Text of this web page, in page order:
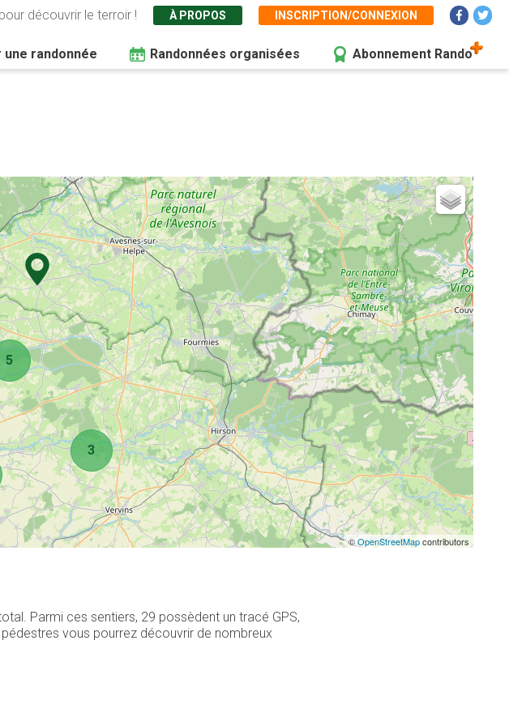
découvrir le terroir ! À PROPOS INSCRIPTION/CONNEXION
randonnée Randonnées organisées Abonnement Rando
3
5
©OpenStreetMapcontributors
Parmi ces sentiers, 29 possèdent un tracé GPS,
vous pourrez découvrir de nombreux